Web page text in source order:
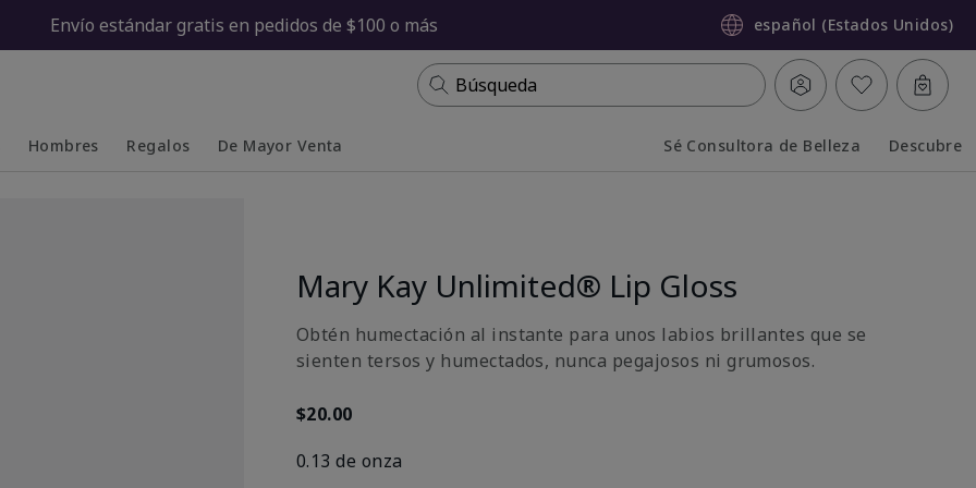
Envío estándar gratis en pedidos de $100 o más español (Estados Unidos)
Búsqueda
Hombres Regalos De Mayor Venta Sé Consultora de Belleza Descubre
Mary Kay Unlimited® Lip Gloss
Obtén humectación al instante para unos labios brillantes que se
sienten tersos y humectados, nunca pegajosos ni grumosos.
$20.00
0.13 de onza